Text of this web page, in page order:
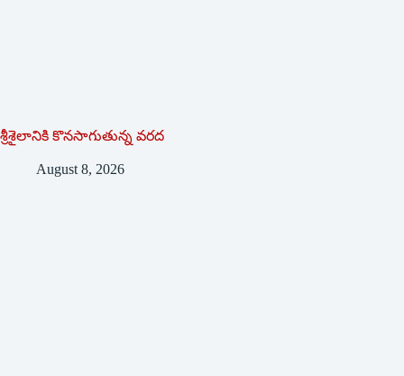
శ్రీశైలానికి కొనసాగుతున్న వరద
August 8, 2026